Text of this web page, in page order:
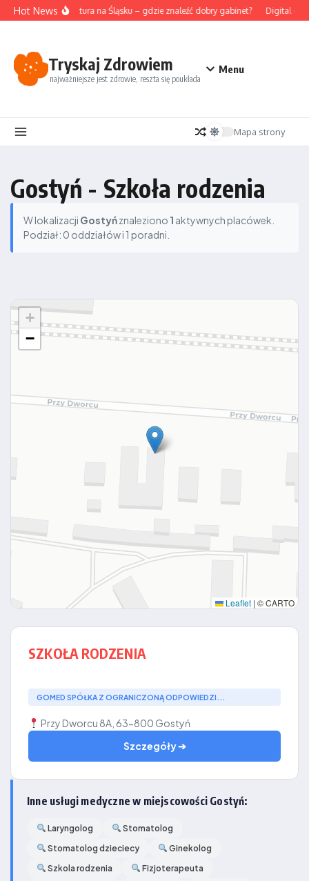
Przejdź do treści
Hot NewsAkupunktura na Śląsku – gdzie znaleźć dobry gabinet? Digital
Tryskaj Zdrowiem
najważniejsze jest zdrowie, reszta się poukłada
Menu
Mapa strony
Gostyń - Szkoła rodzenia
W lokalizacji Gostyńznaleziono 1 aktywnych placówek.
Podział: 0 oddziałów i 1 poradni.
+
−
Leaflet | © CARTO
SZKOŁA RODZENIA
GOMED SPÓŁKA Z OGRANICZONĄ ODPOWIEDZI...
Przy Dworcu 8A, 63-800 Gostyń
Szczegóły ➔
Inne usługi medyczne w miejscowości Gostyń:
Laryngolog
Stomatolog
Stomatolog dzieciecy
Ginekolog
Szkola rodzenia
Fizjoterapeuta